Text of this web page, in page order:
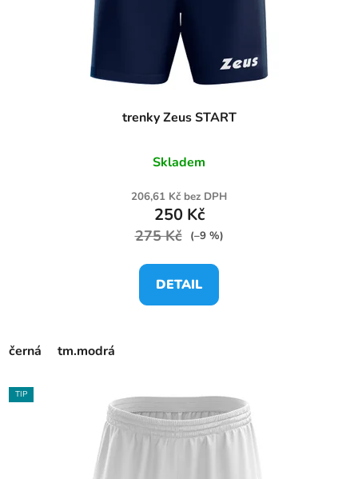
trenky Zeus START
Skladem
206,61 Kč bez DPH
250 Kč
275 Kč (–9 %)
DETAIL
černá tm.modrá
TIP